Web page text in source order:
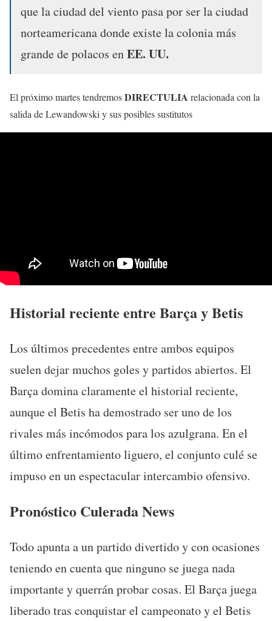
que la ciudad del viento pasa por ser la ciudad
norteamericana donde existe la colonia más
grande de polacos enEE. UU.
El próximo martes tendremosDIRECTULIA relacionada con la
salida de Lewandowski y sus posibles sustitutos
Historial reciente entre Barça y Betis
Los últimos precedentes entre ambos equipos
suelen dejar muchos goles y partidos abiertos. El
Barça domina claramente el historial reciente,
aunque el Betis ha demostrado ser uno de los
rivales más incómodos para los azulgrana. En el
último enfrentamiento liguero, el conjunto culé se
impuso en un espectacular intercambio ofensivo.
Pronóstico Culerada News
Todo apunta a un partido divertido y con ocasiones
teniendo en cuenta que ninguno se juega nada
importante y querrán probar cosas. El Barça juega
liberado tras conquistar el campeonato y el Betis